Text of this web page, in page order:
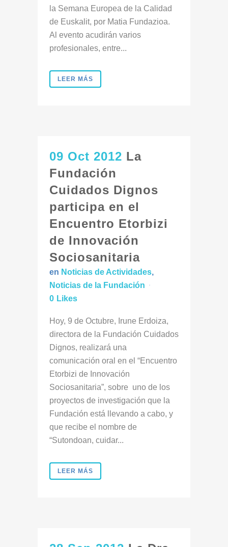
la Semana Europea de la Calidad
de Euskalit, por Matia Fundazioa.
Al evento acudirán varios
profesionales, entre...
LEER MÁS
09 Oct 2012 La
Fundación
Cuidados Dignos
participa en el
Encuentro Etorbizi
de Innovación
Sociosanitaria
en Noticias de Actividades,
Noticias de la Fundación
0 Likes
Hoy, 9 de Octubre, Irune Erdoiza,
directora de la Fundación Cuidados
Dignos, realizará una
comunicación oral en el “Encuentro
Etorbizi de Innovación
Sociosanitaria”, sobre uno de los
proyectos de investigación que la
Fundación está llevando a cabo, y
que recibe el nombre de
“Sutondoan, cuidar...
LEER MÁS